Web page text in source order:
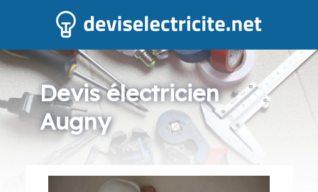
Devis électricien
Augny